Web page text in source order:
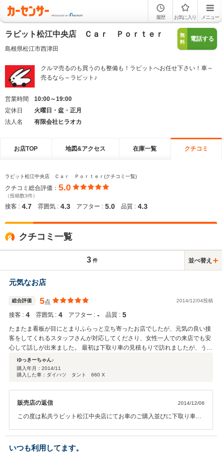
履歴 お気に入り メニュー
ラビット松江中央店 Ｃａｒ Ｐｏｒｔｅｒ
島根県松江市西津田
無
料
電話する
クルマ売るのも買うのも整備も！ラビットへお任せ下さい！車～
売るなら～ラビット♪
営業時間
10:00～19:00
定休日
火曜日・盆・正月
法人名
有限会社ヒラオカ
お店TOP 地図&アクセス 在庫一覧 クチコミ
ラビット松江中央店 Ｃａｒ Ｐｏｒｔｅｒ(クチコミ一覧)
クチコミ総合評価： 5.0
（投稿数3件）
接客 : 4.7 雰囲気 : 4.3 アフター : 5.0 品質 : 4.3
クチコミ一覧
3 件 並べ替え
元気なお店
総合評価 5点 2014/12/04投稿
接客 : 4 雰囲気 : 4 アフター : ‐ 品質 : 5
たまたま看板が目にとまりふらっと立ち寄ったお店でしたが、元気の良い接
客をしてくれるスタッフさんが対応してくださり、女性一人での来店でも安
心して話しが出来ました。 最初は下取り車の見積もりで訪れましたが、うち
で購入してくれるともうちょっと高く買い取れるとのことで、確かに一番高
い値段を付けてくれたのがこちらのお店でした。 それが今回の購入に至った
大きな理由です。
ゆっきーちゃん♪
購入年月： 2014/11
購入した車：ダイハツ タント 660 X
販売店の返信 2014/12/06
この度は私共ラビット松江中央店にてお車のご購入並びに下取り車の
なかった部分もあったかと思いますが、今回このような有り難いお言
葉まっで頂戴頂き、スタッフ一同本当に感謝しております。 今後共長
いお付き合いが出来るよう精一杯・元気な接客・対応を心がけていき
いつも利用してます。